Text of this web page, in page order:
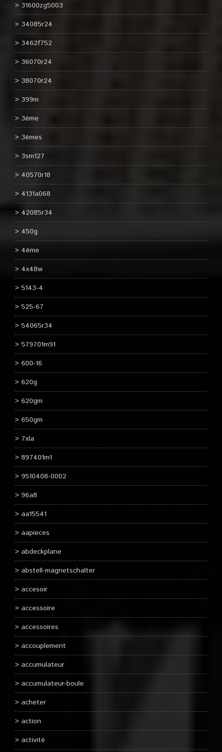
31600zg5003
34085r24
3462f752
36070r24
38070r24
399m
3ème
3èmes
3sm127
40570r18
4131a068
42085r34
450g
4ème
4x48w
5143-4
525-67
54065r34
579701m91
600-16
620g
620gm
650gm
7xla
897401m1
9510408-0002
96a8
aa15541
aapieces
abdeckplane
abstell-magnetschalter
accesoir
accessoire
accessoires
accouplement
accumulateur
accumulateur-boule
acheter
action
activité